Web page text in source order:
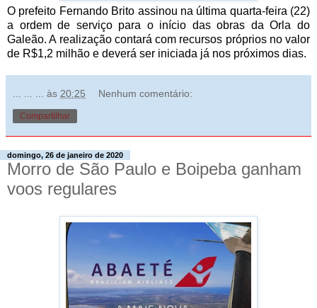
O prefeito Fernando Brito assinou na última quarta-feira (22)
a ordem de serviço para o início das obras da Orla do
Galeão. A realização contará com recursos próprios no valor
de R$1,2 milhão e deverá ser iniciada já nos próximos dias.
às 20:25 Nenhum comentário:
Compartilhar
domingo, 26 de janeiro de 2020
Morro de São Paulo e Boipeba ganham
voos regulares